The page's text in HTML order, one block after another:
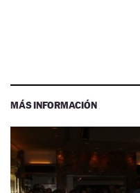
MÁS INFORMACIÓN